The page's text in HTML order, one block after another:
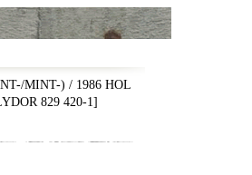
MINT-) / 1986 HOL
829 420-1]